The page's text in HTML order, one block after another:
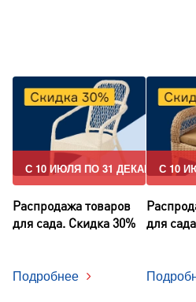
С 10 ИЮЛЯ ПО 31 ДЕКАБРЯ
Распродажа товаров
для сада. Скидка 30%
Подробнее
С 10
для